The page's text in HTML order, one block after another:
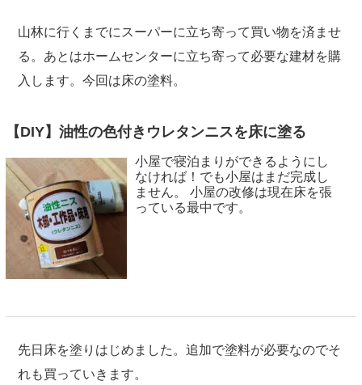
山林に行くまでにスーパーに立ち寄って買い物を済ませ
る。あとはホームセンターに立ち寄って必要な建材を購
入します。今回は床の塗料。
【DIY】油性の色付きウレタンニスを床に塗る
小屋で寝泊まりができるようにし
なければ！でも小屋はまだ完成し
ません。 小屋の改修は現在床を張
っている最中です。
先日床を塗りはじめました。追加で塗料が必要なのでそ
れも買っていきます。